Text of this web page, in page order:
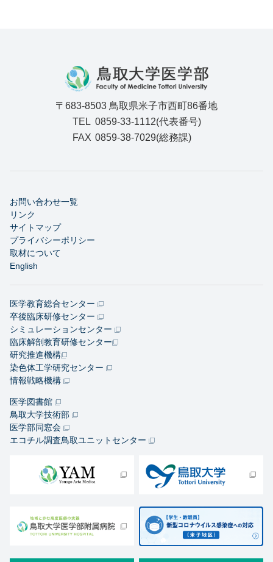
〒683-8503 鳥取県米子市西町86番地
TEL 0859-33-1112(代表番号)
FAX 0859-38-7029(総務課)
お問い合わせ一覧
リンク
サイトマップ
プライバシーポリシー
取材について
English
医学教育総合センター
卒後臨床研修センター
シミュレーションセンター
臨床解剖教育研修センター
研究推進機構
染色体工学研究センター
情報戦略機構
医学図書館
鳥取大学技術部
医学部同窓会
エコチル調査鳥取ユニットセンター